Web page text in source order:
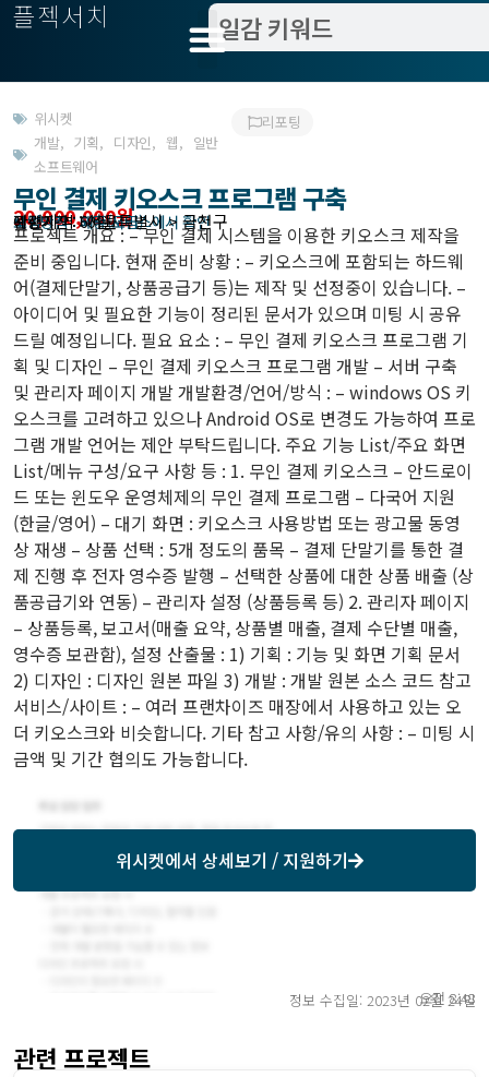
플젝서치
위시켓
개발, 기획, 디자인, 웹, 일반
소프트웨어
리포팅
무인 결제 키오스크 프로그램 구축
20,000,000원
작업방식 : 외주(도급)
모집기한 : 해당 서비스에서 확인
예상기간 : 60일
관련지역 : 서울특별시 > 금천구
프로젝트 개요 : – 무인 결제 시스템을 이용한 키오스크 제작을
준비 중입니다. 현재 준비 상황 : – 키오스크에 포함되는 하드웨
어(결제단말기, 상품공급기 등)는 제작 및 선정중이 있습니다. –
아이디어 및 필요한 기능이 정리된 문서가 있으며 미팅 시 공유
드릴 예정입니다. 필요 요소 : – 무인 결제 키오스크 프로그램 기
획 및 디자인 – 무인 결제 키오스크 프로그램 개발 – 서버 구축
및 관리자 페이지 개발 개발환경/언어/방식 : – windows OS 키
오스크를 고려하고 있으나 Android OS로 변경도 가능하여 프로
그램 개발 언어는 제안 부탁드립니다. 주요 기능 List/주요 화면
List/메뉴 구성/요구 사항 등 : 1. 무인 결제 키오스크 – 안드로이
드 또는 윈도우 운영체제의 무인 결제 프로그램 – 다국어 지원
(한글/영어) – 대기 화면 : 키오스크 사용방법 또는 광고물 동영
상 재생 – 상품 선택 : 5개 정도의 품목 – 결제 단말기를 통한 결
제 진행 후 전자 영수증 발행 – 선택한 상품에 대한 상품 배출 (상
품공급기와 연동) – 관리자 설정 (상품등록 등) 2. 관리자 페이지
– 상품등록, 보고서(매출 요약, 상품별 매출, 결제 수단별 매출,
영수증 보관함), 설정 산출물 : 1) 기획 : 기능 및 화면 기획 문서
2) 디자인 : 디자인 원본 파일 3) 개발 : 개발 원본 소스 코드 참고
서비스/사이트 : – 여러 프랜차이즈 매장에서 사용하고 있는 오
더 키오스크와 비슷합니다. 기타 참고 사항/유의 사항 : – 미팅 시
금액 및 기간 협의도 가능합니다.
위시켓에서 상세보기 / 지원하기
정보 수집일: 2023년 02월 24일
오전 8:48
관련 프로젝트